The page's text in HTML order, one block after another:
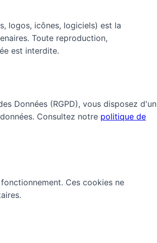
logos, icônes, logiciels) est la
Toute reproduction,
est interdite.
Données (RGPD), vous disposez d'un
Consultez notre politique de
Ces cookies ne